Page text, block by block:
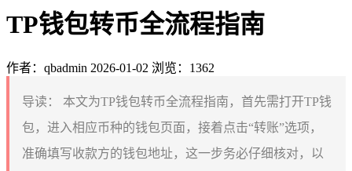
TP钱包转币全流程指南
作者：qbadmin 2026-01-02 浏览：1362
导读：
本文为TP钱包转币全流程指南，首先需打开TP钱
包，进入相应币种的钱包页面，接着点击“转账”选项，
准确填写收款方的钱包地址，这一步务必仔细核对，以